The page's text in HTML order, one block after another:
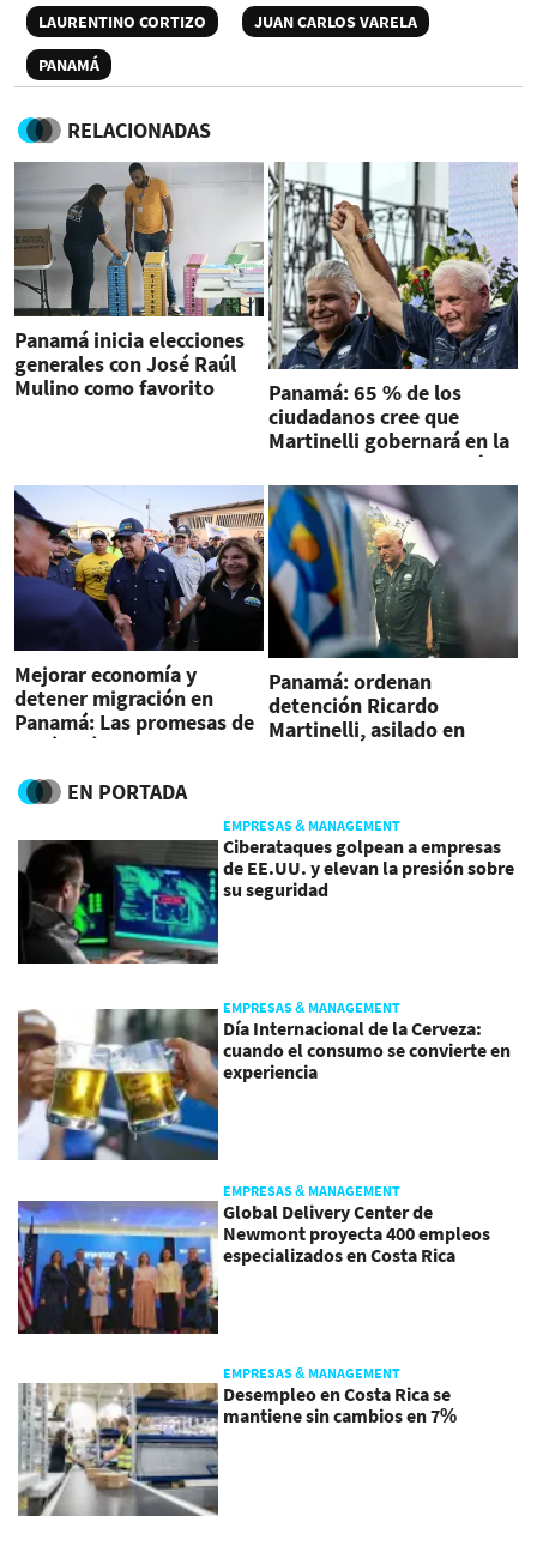
LAURENTINO CORTIZO
JUAN CARLOS VARELA
PANAMÁ
RELACIONADAS
Panamá inicia elecciones
generales con José Raúl
Mulino como favorito
Panamá: 65 % de los
ciudadanos cree que
Martinelli gobernará en la
sombra si gana su delfín
Mejorar economía y
detener migración en
Panamá: Las promesas de
José Raúl Mulino
Panamá: ordenan
detención Ricardo
Martinelli, asilado en
EN PORTADA
EMPRESAS & MANAGEMENT
Ciberataques golpean a empresas
de EE.UU. y elevan la presión sobre
su seguridad
EMPRESAS & MANAGEMENT
Día Internacional de la Cerveza:
cuando el consumo se convierte en
experiencia
EMPRESAS & MANAGEMENT
Global Delivery Center de
Newmont proyecta 400 empleos
especializados en Costa Rica
EMPRESAS & MANAGEMENT
Desempleo en Costa Rica se
mantiene sin cambios en 7%